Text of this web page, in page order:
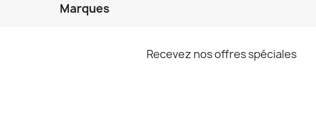
Marques
Recevez nos offres spéciales